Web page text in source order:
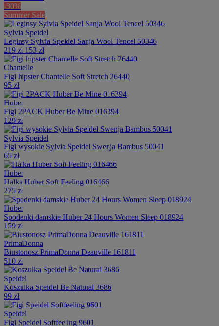
-30%
Summer Sale
Sylvia Speidel
Leginsy Sylvia Speidel Sanja Wool Tencel 50346
219 zł 153 zł
Chantelle
Figi hipster Chantelle Soft Stretch 26440
95 zł
Huber
Figi 2PACK Huber Be Mine 016394
129 zł
Sylvia Speidel
Figi wysokie Sylvia Speidel Swenja Bambus 50041
65 zł
Huber
Halka Huber Soft Feeling 016466
275 zł
Huber
Spodenki damskie Huber 24 Hours Women Sleep 018924
159 zł
PrimaDonna
Biustonosz PrimaDonna Deauville 161811
510 zł
Speidel
Koszulka Speidel Be Natural 3686
99 zł
Speidel
Figi Speidel Softfeeling 9601